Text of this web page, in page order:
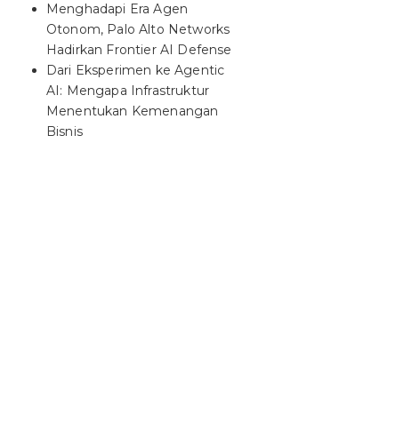
Menghadapi Era Agen
Otonom, Palo Alto Networks
Hadirkan Frontier AI Defense
Dari Eksperimen ke Agentic
AI: Mengapa Infrastruktur
Menentukan Kemenangan
Bisnis